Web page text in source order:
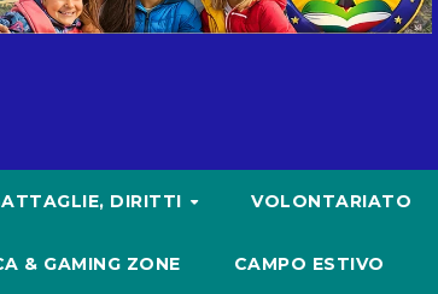
DIRITTI VOLONTARIATO
& GAMING ZONE CAMPO ESTIVO